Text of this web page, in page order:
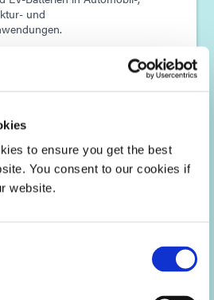
to ensure you get the best
You consent to our cookies if
website.
und